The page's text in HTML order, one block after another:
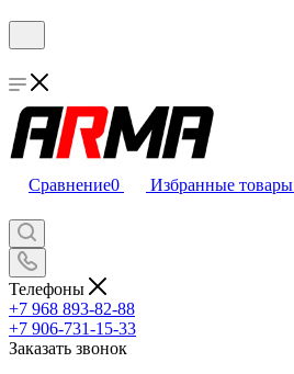
Сравнение0 Избранные товары
Телефоны
+7 968 893-82-88
+7 906-731-15-33
Заказать звонок